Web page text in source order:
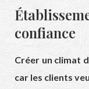
confiance
Créer un climat
car les clients